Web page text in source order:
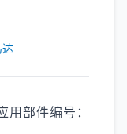
达
用部件编号：